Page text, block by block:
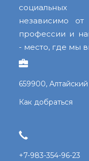
независимо от
профессии и
- место, где мы
659900,
Как добраться
+7-983-354-96-23